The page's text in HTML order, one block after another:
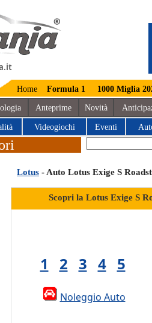
Home Formula 1 1000 Miglia
Anteprime Novità
Videogiochi Eventi
Lotus - Auto Lotus Exige S
Scopri la Lotus Exige S
1 2 3 4 5
Noleggio Auto